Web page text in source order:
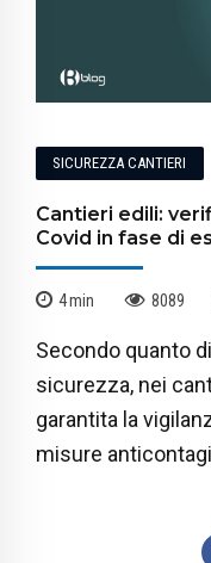
SICUREZZA CANTIERI
Cantieri edili:
Covid in fase di
4min 8089
Secondo quanto
sicurezza, nei
garantita la
misure